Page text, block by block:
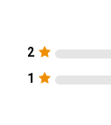
2
1